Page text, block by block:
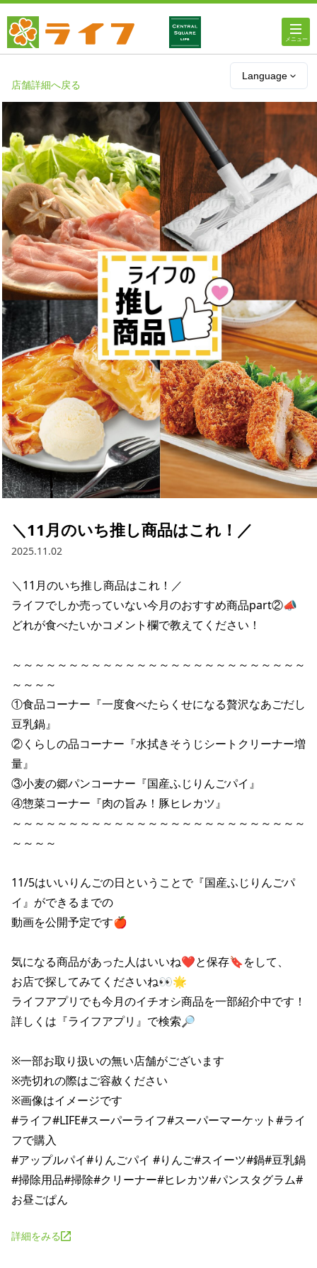
Language
店舗・チラシ情報
ライフのオンラインストア
ライフネットスーパー
企業情報
IR情報
採用情報
お問い合わせ
Contact us in English
店舗詳細へ戻る
＼11月のいち推し商品はこれ！／
2025.11.02
＼11月のいち推し商品はこれ！／
ライフでしか売っていない今月のおすすめ商品part②📣
どれが食べたいかコメント欄で教えてください！
～～～～～～～～～～～～～～～～～～～～～～～～～～
～～～～
①食品コーナー『一度食べたらくせになる贅沢なあごだし
豆乳鍋』
②くらしの品コーナー『水拭きそうじシートクリーナー増
量』
③小麦の郷パンコーナー『国産ふじりんごパイ』
④惣菜コーナー『肉の旨み！豚ヒレカツ』
～～～～～～～～～～～～～～～～～～～～～～～～～～
～～～～
11/5はいいりんごの日ということで『国産ふじりんごパ
イ』ができるまでの
動画を公開予定です🍎
気になる商品があった人はいいね❤と保存🔖をして、
お店で探してみてくださいね👀🌟
ライフアプリでも今月のイチオシ商品を一部紹介中です！
詳しくは『ライフアプリ』で検索🔎
※一部お取り扱いの無い店舗がございます
※売切れの際はご容赦ください
※画像はイメージです
#ライフ#LIFE#スーパーライフ#スーパーマーケット#ライ
フで購入
#アップルパイ#りんごパイ #りんご#スイーツ#鍋#豆乳鍋
#掃除用品#掃除#クリーナー#ヒレカツ#パンスタグラム#
詳細をみる